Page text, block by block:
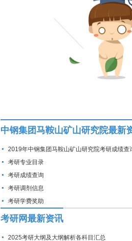
中钢集团马鞍山矿山研究院最新
2019年中钢集团马鞍山矿山研究院考研成绩查
考研专业目录
考研成绩查询
考研调剂信息
考研学费奖助
考研网最新资讯
2025考研大纲及大纲解析各科目汇总